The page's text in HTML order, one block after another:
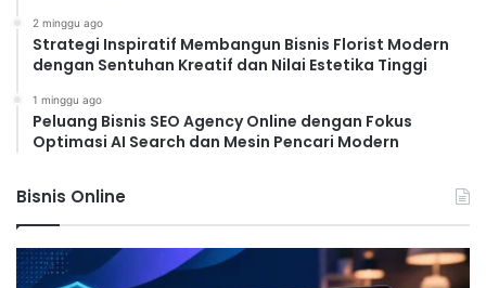
2 minggu ago
Strategi Inspiratif Membangun Bisnis Florist Modern
dengan Sentuhan Kreatif dan Nilai Estetika Tinggi
1 minggu ago
Peluang Bisnis SEO Agency Online dengan Fokus
Optimasi AI Search dan Mesin Pencari Modern
Bisnis Online